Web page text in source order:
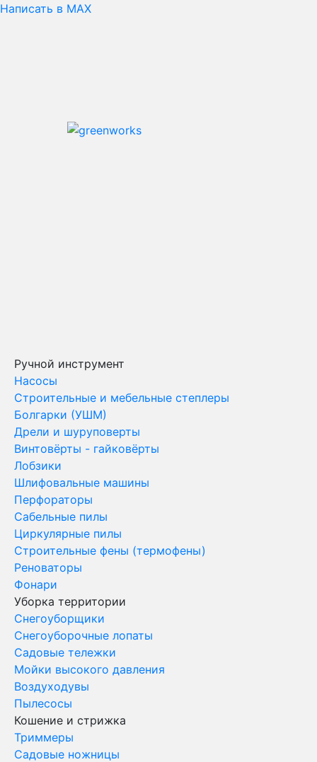
Написать в MAX
Ручной инструмент
Насосы
Строительные и мебельные степлеры
Болгарки (УШМ)
Дрели и шуруповерты
Винтовёрты - гайковёрты
Лобзики
Шлифовальные машины
Перфораторы
Сабельные пилы
Циркулярные пилы
Строительные фены (термофены)
Реноваторы
Фонари
Уборка территории
Снегоуборщики
Снегоуборочные лопаты
Садовые тележки
Мойки высокого давления
Воздуходувы
Пылесосы
Кошение и стрижка
Триммеры
Садовые ножницы